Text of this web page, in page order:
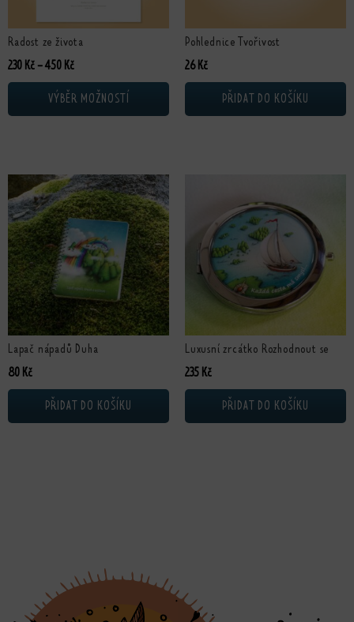
Radost ze života
230 Kč –450 KčRozpětí cen: 230 Kč až 450 Kč
VÝBĚR MOŽNOSTÍ
Pohlednice Tvořivost
26Kč
PŘIDAT DO KOŠÍKU
Lapač nápadů Duha
80 Kč
PŘIDAT DO KOŠÍKU
Luxusní zrcátko Rozhodnout se
235 Kč
PŘIDAT DO KOŠÍKU